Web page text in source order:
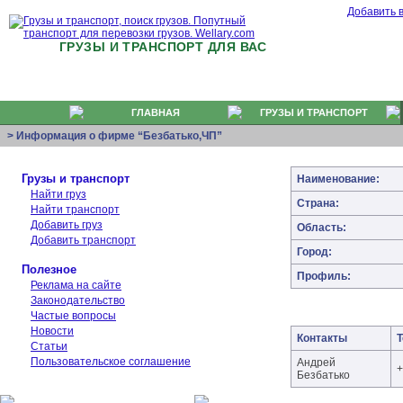
ГРУЗЫ И ТРАНСПОРТ ДЛЯ ВАС
Добавить
ГЛАВНАЯ ГРУЗЫ И ТРАНСПОРТ
> Информация о фирме “Безбатько,ЧП”
Грузы и транспорт
Найти груз
Найти транспорт
Добавить груз
Добавить транспорт
Полезное
Реклама на сайте
Законодательство
Частые вопросы
Новости
Статьи
Пользовательское соглашение
Наименование:
Страна:
Область:
Город:
Профиль:
Контакты
Андрей
Безбатько